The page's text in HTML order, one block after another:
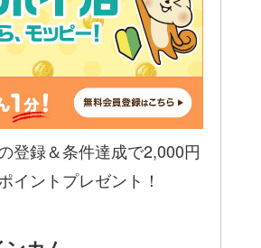
登録＆条件達成で2,000円
イントプレゼント！